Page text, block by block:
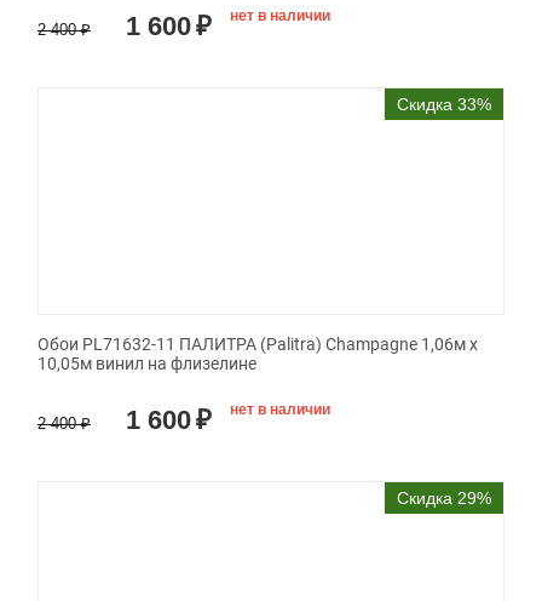
2 400 ₽ 1 600₽ нет в наличии
Скидка 33%
Обои PL71632-11 ПАЛИТРА (Palitra) Champagne 1,06м х
10,05м винил на флизелине
2 400 ₽ 1 600₽ нет в наличии
Скидка 29%